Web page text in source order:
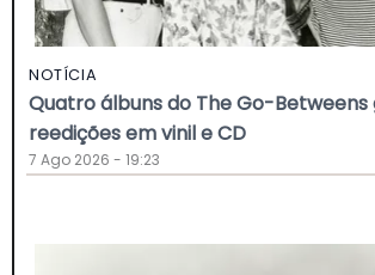
NOTÍCIA
Quatro álbuns do The Go-
reedições em vinil e CD
7 Ago 2026 - 19:23